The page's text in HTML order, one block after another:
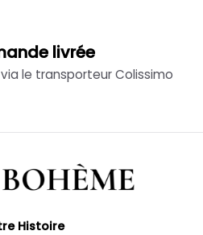
livrée
le transporteur Colissimo
Histoire